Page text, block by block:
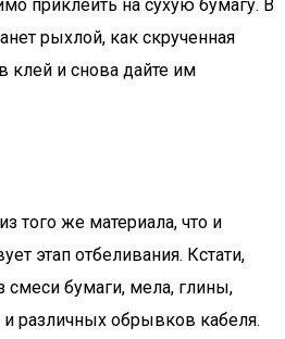
приклеить на сухую бумагу. В
рыхлой, как скрученная
клей и снова дайте им
того же материала, что и
этап отбеливания. Кстати,
смеси бумаги, мела, глины,
различных обрывков кабеля.